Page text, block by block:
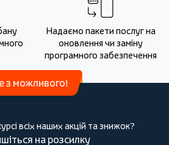
Надаємо пакети послуг на
оновлення чи заміну
програмного забезпечення
можливого!
всіх наших акцій та знижок?
на розсилку